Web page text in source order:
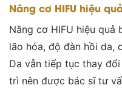
Nâng cơ HIFU hiệu
Nâng cơ HIFU hiệu
lão hóa, độ đàn hồi da,
Da vẫn tiếp tục thay
trì nên được bác sĩ tư